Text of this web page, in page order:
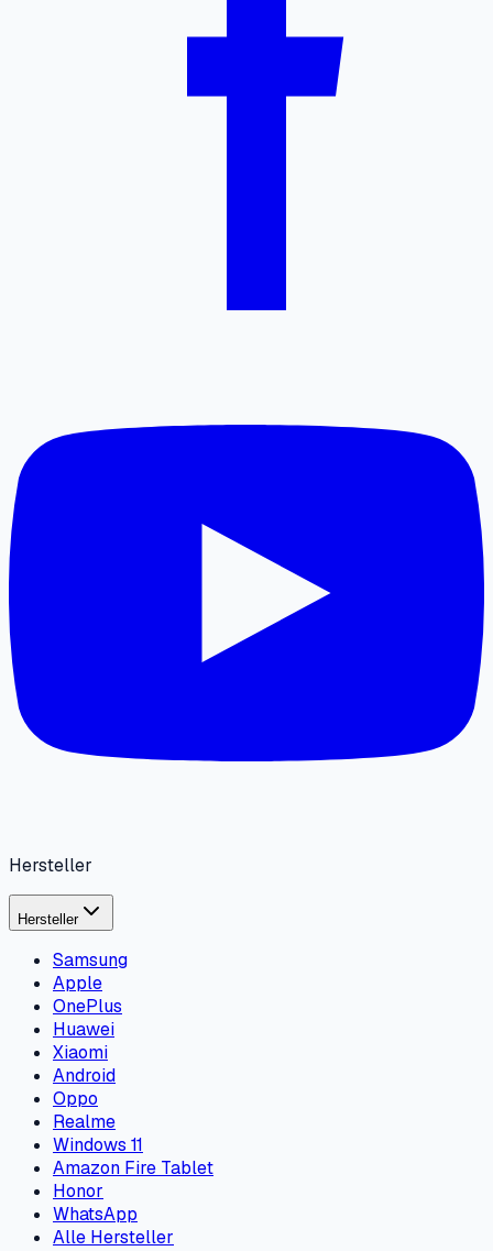
Hersteller
Hersteller
Samsung
Apple
OnePlus
Huawei
Xiaomi
Android
Oppo
Realme
Windows 11
Amazon Fire Tablet
Honor
WhatsApp
Alle Hersteller